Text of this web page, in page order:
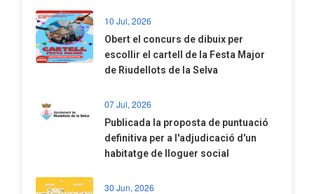
10 Jul, 2026
​Obert el concurs de dibuix per
escollir el cartell de la Festa Major
de Riudellots de la Selva
07 Jul, 2026
​Publicada la proposta de puntuació
definitiva per a l'adjudicació d'un
habitatge de lloguer social
30 Jun, 2026